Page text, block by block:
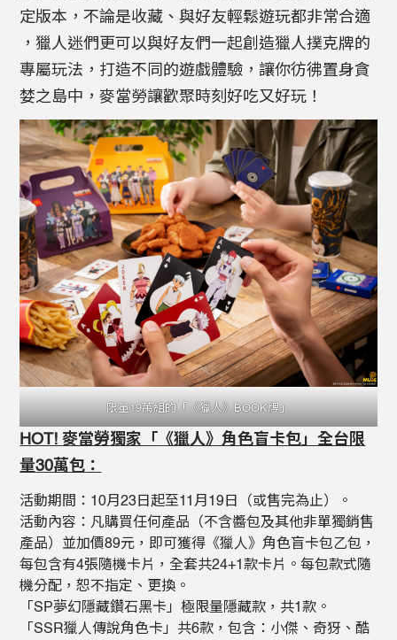
定版本，不論是收藏、與好友輕鬆遊玩都非常合適
，獵人迷們更可以與好友們一起創造獵人撲克牌的
專屬玩法，打造不同的遊戲體驗，讓你彷彿置身貪
婪之島中，麥當勞讓歡聚時刻好吃又好玩！
限量19萬組的「《獵人》BOOK牌」
HOT!麥當勞獨家「 《獵人》角色盲卡包」全台限
量30萬包 ：
活動期間：10月23日起至11月19日（或售完為止）。
活動內容：凡購買任何產品（不含醬包及其他非單獨銷售
產品）並加價89元，即可獲得《獵人》角色盲卡包乙包，
每包含有4張隨機卡片，全套共24+1款卡片。每包款式隨
機分配，恕不指定、更換。
「SP夢幻隱藏鑽石黑卡」極限量隱藏款，共1款。
「SSR獵人傳說角色卡」共6款，包含：小傑、奇犽、酷